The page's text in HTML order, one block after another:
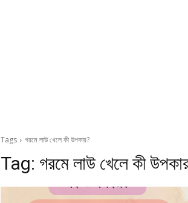
Tags গরমে লাউ খেলে কী উপকার?
Tag: গরমে লাউ খেলে কী